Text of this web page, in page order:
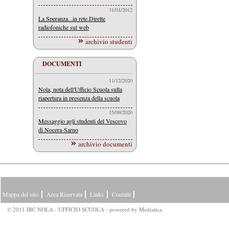
31/01/2012
La Speranza...in rete.Dirette
radiofoniche sul web
archivio studenti
DOCUMENTI
11/12/2020
Nola, nota dell'Ufficio Scuola sulla
riapertura in presenza della scuola
15/09/2020
Messaggio agli studenti del Vescovo
di Nocera-Sarno
archivio documenti
Mappa del sito Area Riservata Links Contatti
© 2011 IRC NOLA - UFFICIO SCUOLA - powered by Mediatica